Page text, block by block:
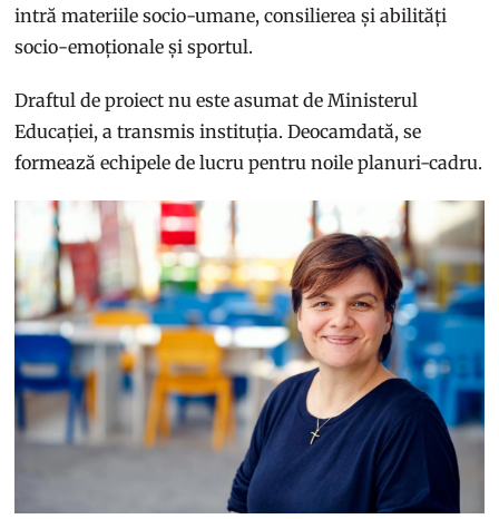
intră materiile socio-umane, consilierea și abilități
socio-emoționale și sportul.
Draftul de proiect nu este asumat de Ministerul
Educației, a transmis instituția. Deocamdată, se
formează echipele de lucru pentru noile planuri-cadru.